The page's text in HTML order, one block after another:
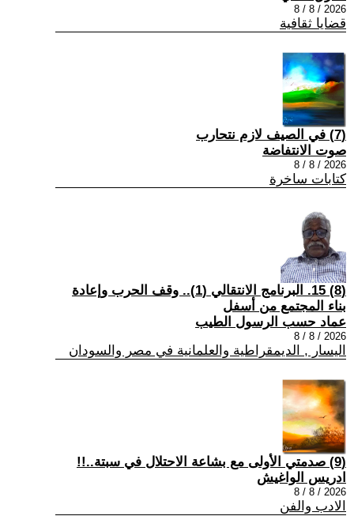
2026 / 8 / 8
قضايا ثقافية
(7) في الصيف لازم نتحارب
صوت الانتفاضة
2026 / 8 / 8
كتابات ساخرة
(8) 15. البرنامج الانتقالي (1).. وقف الحرب وإعادة
بناء المجتمع من أسفل
عماد حسب الرسول الطيب
2026 / 8 / 8
اليسار , الديمقراطية والعلمانية في مصر والسودان
(9) صدمتي الأولى مع بشاعة الاحتلال في سبتة..!!
ادريس الواغيش
2026 / 8 / 8
الادب والفن